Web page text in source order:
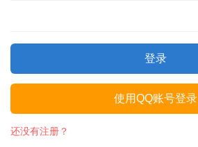
登录
使用QQ账号登录
还没有注册？